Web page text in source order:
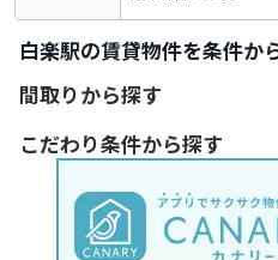
白楽駅の賃貸物件を条件か
間取りから探す
こだわり条件から探す